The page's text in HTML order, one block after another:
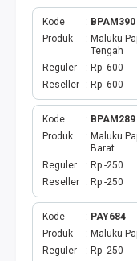
KUOTA SMARTFREN
TELPON - SMS
TOKEN PLN
OJEK ONLINE
PLN
PDAM
BPJS
Kode
BPAM390
Produk
Maluku
Tengah
Reguler
Rp -600
Reseller
Rp -600
Kode
BPAM289
Produk
Maluku
Barat
Reguler
Rp -250
Reseller
Rp -250
Kode
PAY684
Produk
Maluku
Reguler
Rp -250